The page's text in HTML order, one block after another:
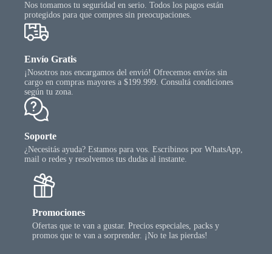
Nos tomamos tu seguridad en serio. Todos los pagos están
protegidos para que compres sin preocupaciones.
Envío Gratis
¡Nosotros nos encargamos del envió! Ofrecemos envíos sin
cargo en compras mayores a $199.999. Consultá condiciones
según tu zona.
Soporte
¿Necesitás ayuda? Estamos para vos. Escribinos por WhatsApp,
mail o redes y resolvemos tus dudas al instante.
Promociones
Ofertas que te van a gustar. Precios especiales, packs y
promos que te van a sorprender. ¡No te las pierdas!